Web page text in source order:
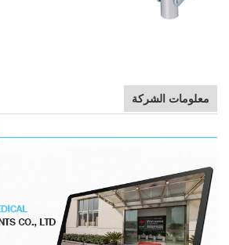
معلومات الشركة